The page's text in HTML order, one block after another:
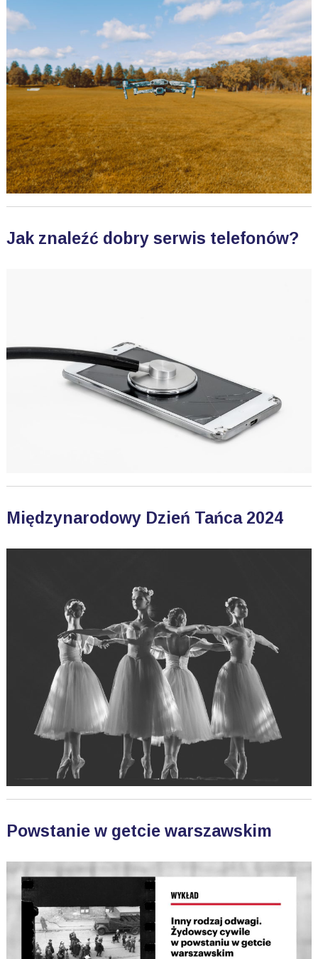
Jak znaleźć dobry serwis telefonów?
Międzynarodowy Dzień Tańca 2024
Powstanie w getcie warszawskim